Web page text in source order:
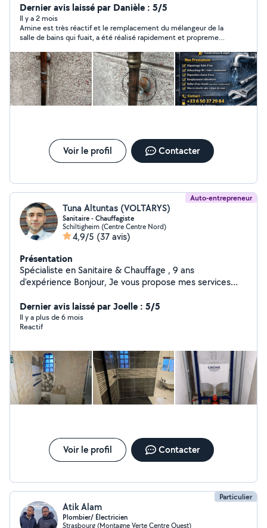
Remplacement robinetterie Chauffe-eau / ballon d'eau
chaude Installation sanitaire Petits travaux & réparations
Intervention rapide, travail soigné, tarifs honnêtes.
Dernier avis laissé par Danièle : 5/5
Il y a 2 mois
Amine est très réactif et le remplacement du mélangeur de la
salle de bains qui fuait, a été réalisé rapidement et proprement.
vous.
Voir le profil Contacter
Auto-entrepreneur
Tuna Altuntas (VOLTARYS)
Sanitaire - Chauffagiste
Schiltigheim (Centre Centre Nord)
4,9/5 (37 avis)
Présentation
Spécialiste en Sanitaire & Chauffage , 9 ans
d'expérience Bonjour, Je vous propose mes services
Installation et remplacement : climatisation - ballon
Thermo - chaudières - chauffe-eau - radiateurs -
robinetterie - WC - douches - Parois - baignoires -
climatisation - pompe à chaleur - recherche de fuites -
désembouage - débouchage - remplacement de joints
et pièces défectueuses. Mes engagements : - Travail
soigné & finitions de qualité - Réactif & devis rapide -
Conseil personnalisé et solutions adaptées - Prix
Dernier avis laissé par Joelle : 5/5
Il y a plus de 6 mois
Reactif
Voir le profil Contacter
Particulier
Atik Alam
Plombier/ Électricien
Strasbourg (Montagne Verte Centre Ouest)